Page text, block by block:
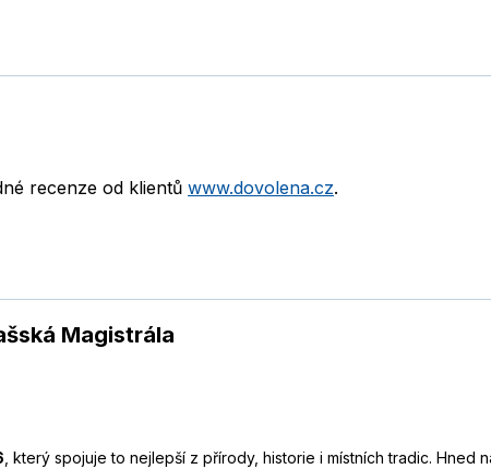
recenze od klientů www.dovolena.cz.
Magistrála
, který spojuje to nejlepší z přírody, historie i místních tradic. Hned